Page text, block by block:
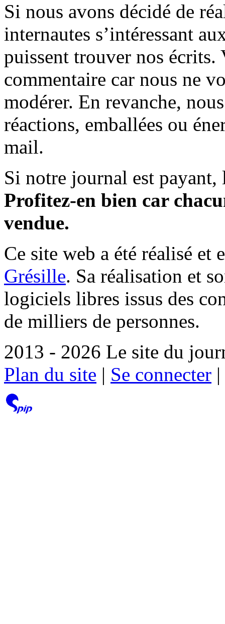
Si nous avons décidé de
internautes s’intéressant
puissent trouver nos écrits.
commentaire car nous ne
modérer. En revanche,
réactions, emballées ou
mail.
Si notre journal est payant,
Profitez-en bien car
vendue.
Ce site web a été réalisé et
Grésille. Sa réalisation et
logiciels libres issus des
de milliers de personnes.
2013 - 2026 Le site du
Plan du site | Se connecter |